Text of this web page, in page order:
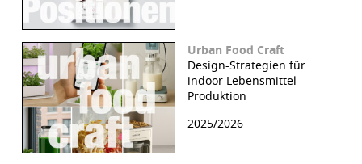
Urban Food Craft
Design-Strategien für
indoor Lebensmittel-
Produktion
2025/2026